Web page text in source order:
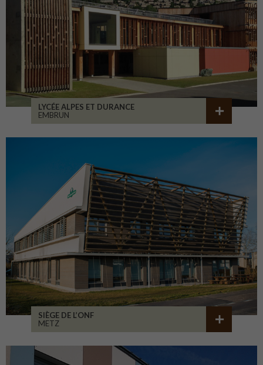
LYCÉE ALPES ET DURANCE
EMBRUN
SIÈGE DE L’ONF
METZ